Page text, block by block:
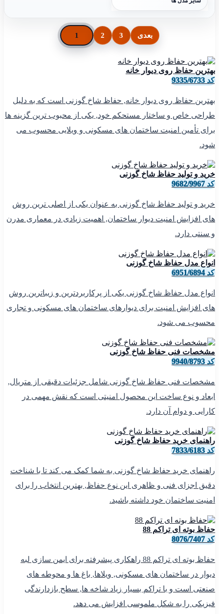
1 2 3 بعدی
بهترین حفاظ روی دیوار خانه
کد 9335/6733
بهترین حفاظ روی دیوار خانه, حفاظ شاخ گوزنی است که به دلیل
طراحی خاص و ساختار مستحکم خود, یکی از محبوب ترین گزینه ها
برای تأمین امنیت ساختمان های مسکونی و ویلایی محسوب می
شود.
خرید و تولید حفاظ شاخ گوزنی
کد 9682/9967
خرید و تولید حفاظ شاخ گوزنی به عنوان یکی از اصلی ترین روش
های افزایش امنیت دیوار ساختمان, اهمیت زیادی در معماری مدرن
و سنتی دارد.
انواع مدل حفاظ شاخ گوزنی
کد 6951/6894
انواع مدل حفاظ شاخ گوزنی یکی از پرکاربردترین و زیباترین روش
های افزایش امنیت برای دیوارهای ساختمان های مسکونی و تجاری
محسوب می شود.
مشخصات فنی حفاظ شاخ گوزنی
کد 9940/8793
مشخصات فنی حفاظ شاخ گوزنی شامل جزئیات دقیقی از متریال,
ابعاد و نوع ساخت این محصول امنیتی است که نقش مهمی در
کارایی و دوام آن دارد.
راهنمای خرید حفاظ شاخ گوزنی
کد 7833/6183
راهنمای خرید حفاظ شاخ گوزنی به شما کمک می کند تا با شناخت
دقیق اجزای فنی و ظاهری این نوع حفاظ, بهترین انتخاب را برای
امنیت ساختمان خود داشته باشید.
حفاظ بوته ای تراکم 88
کد 8076/7407
حفاظ بوته ای تراکم 88 راهکاری پیشرفته برای ایمن سازی لبه
دیوار در ساختمان های مسکونی, ویلاها, باغ ها و محوطه های
صنعتی است و با تراکم بسیار زیاد شاخه ها, سطح بازدارندگی
فیزیکی را به شکل ملموسی افزایش می دهد.